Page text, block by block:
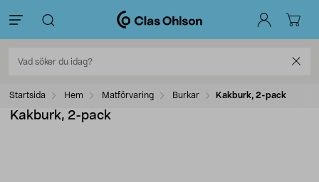
Startsida Hem Matförvaring Burkar Kakburk, 2-pack
Kakburk, 2-pack